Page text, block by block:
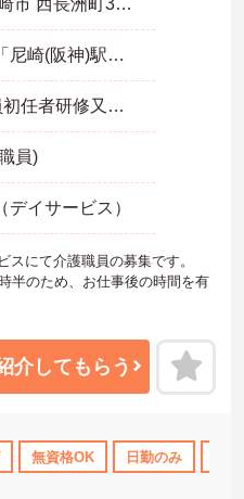
兵庫県 尼崎市 西長洲町3丁目3番20号
阪神本線「尼崎(阪神)駅」徒歩11分
■介護職員初任者研修又はホームヘルパー2級以上の資格をお持ちの方 ※介護実務経験ある方尚可 ※普通自動車運転免許（AT可）あれば尚可
員)
デイサービス）
にて介護職員の募集です。
半のため、お仕事後の時間を有
ださい。
介してもらう
無資格OK 日勤のみ